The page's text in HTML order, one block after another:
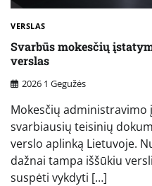
VERSLAS
Svarbūs mokesčių
verslas
2026 1 Gegužės
Mokesčių administravimo
svarbiausių teisinių
verslo aplinką Lietuvoje.
dažnai tampa iššūkiu
suspėti vykdyti […]